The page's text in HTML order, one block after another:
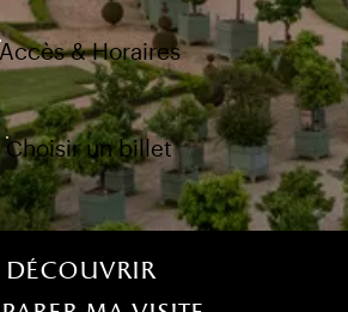
dans un nouvel onglet)
Accès & Horaires
Choisir un billet
Découvrir